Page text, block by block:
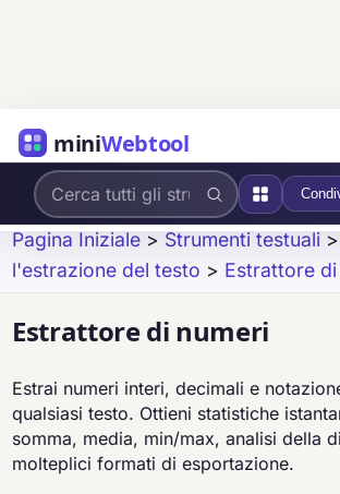
miniWebtool
Pagina Iniziale > Strumenti testuali >
l'estrazione del testo > Estrattore
Estrattore di numeri
Estrai numeri interi, decimali e
qualsiasi testo. Ottieni statistiche
somma, media, min/max, analisi della
molteplici formati di esportazione.